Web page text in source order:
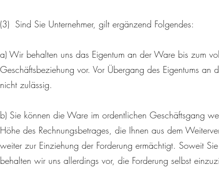
(3) Sind Sie Unternehmer, gilt ergänzend Folgendes:
a) Wir behalten uns das Eigentum an der Ware bis zum
Geschäftsbeziehung vor. Vor Übergang des Eigentums an
nicht zulässig.
b) Sie können die Ware im ordentlichen Geschäftsgang
Höhe des Rechnungsbetrages, die Ihnen aus dem
weiter zur Einziehung der Forderung ermächtigt. Soweit
behalten wir uns allerdings vor, die Forderung selbst